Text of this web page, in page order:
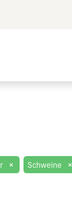
× Schweine ×